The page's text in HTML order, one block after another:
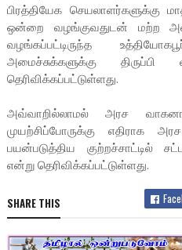
பிரத்தியேக செயலாளர்களுக்கு
ஒன்றை வழங்குவதுடன் மற்ற
வழங்கப்பட்டிருந்த
அமைச்சுக்களுக்கு
தெரிவிக்கப்பட்டுள்ளது.
அவ்வாறில்லாமல் அரச
முயற்சிப்போருக்கு எதிராக
பயன்படுத்திய குற்றச்சாட்டில்
என்று தெரிவிக்கப்பட்டுள்ளது.
SHARE THIS